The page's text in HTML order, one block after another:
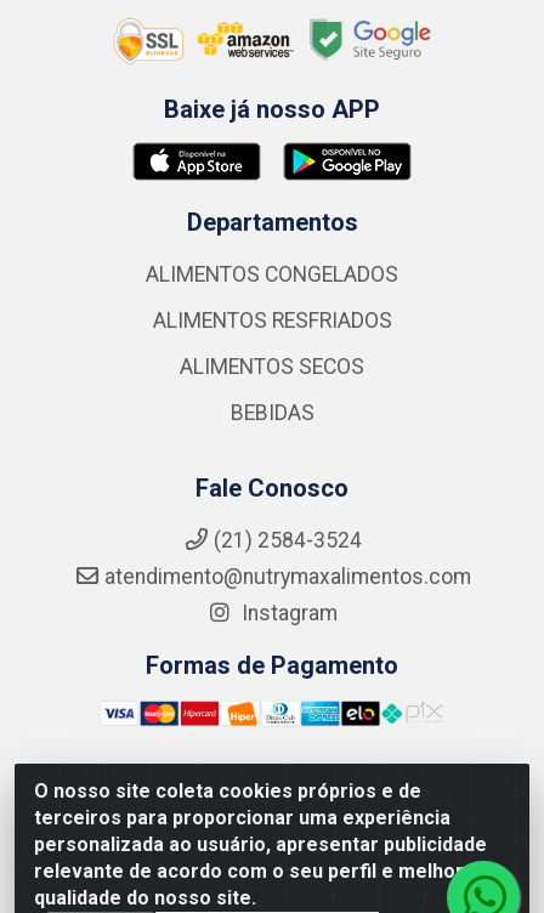
O nosso site coleta cookies próprios e de
terceiros para proporcionar uma experiência
personalizada ao usuário, apresentar publicidade
relevante de acordo com o seu perfil e melhorar a
qualidade do nosso site.
Baixe já nosso APP
Departamentos
ALIMENTOS CONGELADOS
ALIMENTOS RESFRIADOS
ALIMENTOS SECOS
BEBIDAS
Fale Conosco
(21) 2584-3524
atendimento@nutrymaxalimentos.com
Instagram
Formas de Pagamento
NUTRY MAX COMÉRCIO DE PRODUTOS ALIMENTICIOS
LTDA - RUA DO FEIJÃO, 721 PENHA CIRCULAR/RJ -
CNPJ: 15.796.122/0001-03